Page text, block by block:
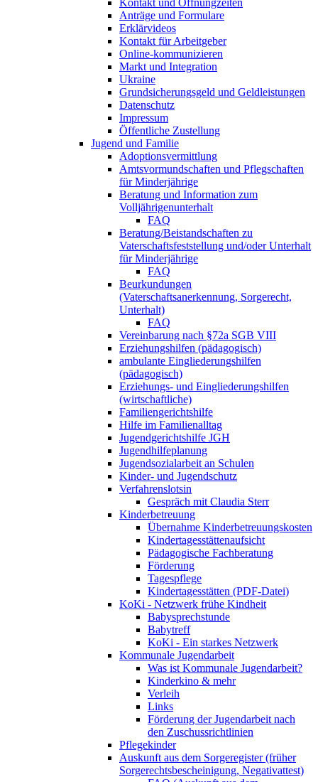
Kontakt und Öffnungzeiten
Anträge und Formulare
Erklärvideos
Kontakt für Arbeitgeber
Online-kommunizieren
Markt und Integration
Ukraine
Grundsicherungsgeld und Geldleistungen
Datenschutz
Impressum
Öffentliche Zustellung
Jugend und Familie
Adoptionsvermittlung
Amtsvormundschaften und Pflegschaften
für Minderjährige
Beratung und Information zum
Volljährigenunterhalt
FAQ
Beratung/Beistandschaften zu
Vaterschaftsfeststellung und/oder Unterhalt
für Minderjährige
FAQ
Beurkundungen
(Vaterschaftsanerkennung, Sorgerecht,
Unterhalt)
FAQ
Vereinbarung nach §72a SGB VIII
Erziehungshilfen (pädagogisch)
ambulante Eingliederungshilfen
(pädagogisch)
Erziehungs- und Eingliederungshilfen
(wirtschaftliche)
Familiengerichtshilfe
Hilfe im Familienalltag
Jugendgerichtshilfe JGH
Jugendhilfeplanung
Jugendsozialarbeit an Schulen
Kinder- und Jugendschutz
Verfahrenslotsin
Gespräch mit Claudia Sterr
Kinderbetreuung
Übernahme Kinderbetreuungskosten
Kindertagesstättenaufsicht
Pädagogische Fachberatung
Förderung
Tagespflege
Kindertagesstätten (PDF-Datei)
KoKi - Netzwerk frühe Kindheit
Babysprechstunde
Babytreff
KoKi - Ein starkes Netzwerk
Kommunale Jugendarbeit
Was ist Kommunale Jugendarbeit?
Kinderkino & mehr
Verleih
Links
Förderung der Jugendarbeit nach
den Zuschussrichtlinien
Pflegekinder
Auskunft aus dem Sorgeregister (früher
Sorgerechtsbescheinigung, Negativattest)